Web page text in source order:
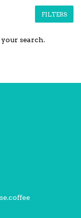
FILTERS
search.